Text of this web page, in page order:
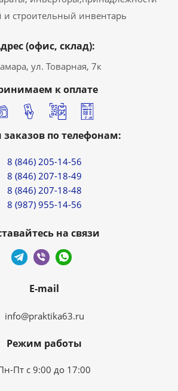
и строительный инвентарь
(офис, склад):
ул. Товарная, 7к
к оплате
по телефонам:
8 (846) 205-14-56
8 (846) 207-18-49
8 (846) 207-18-48
8 (987) 955-14-56
на связи
E-mail
info@praktika63.ru
Режим работы
Пт с 9:00 до 17:00